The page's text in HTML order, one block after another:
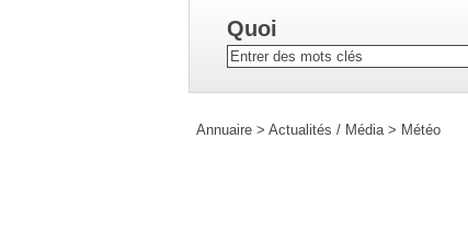
Quoi
Annuaire > Actualités / Média > Météo